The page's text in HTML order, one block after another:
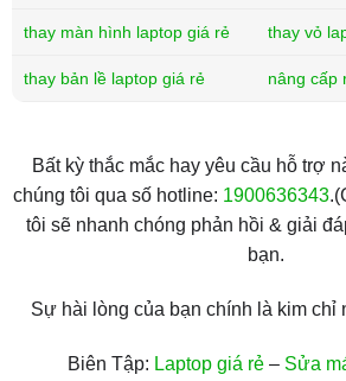
thay màn hình laptop giá rẻ thay vỏ
thay bản lề laptop giá rẻ nâng cấp
Bất kỳ thắc mắc hay yêu cầu hỗ trợ
chúng tôi qua số hotline: 1900636343
tôi sẽ nhanh chóng phản hồi & giải
bạn.
Sự hài lòng của bạn chính là kim chỉ
Biên Tập: Laptop giá rẻ – Sửa